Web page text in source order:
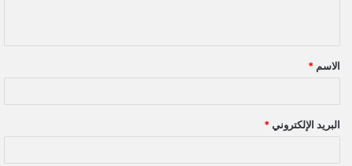
ق
*
الاسم *
البريد الإلكتروني *